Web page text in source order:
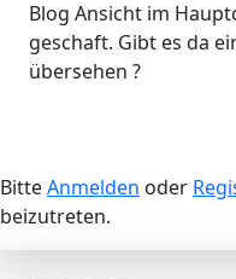
Blog Ansicht im
geschaft. Gibt es da
übersehen ?
BitteAnmelden oder
beizutreten.